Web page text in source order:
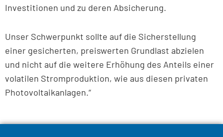
Investitionen und zu deren Absicherung.
Unser Schwerpunkt sollte auf die Sicherstellung
einer gesicherten, preiswerten Grundlast abzielen
und nicht auf die weitere Erhöhung des Anteils einer
volatilen Stromproduktion, wie aus diesen privaten
Photovoltaikanlagen.“